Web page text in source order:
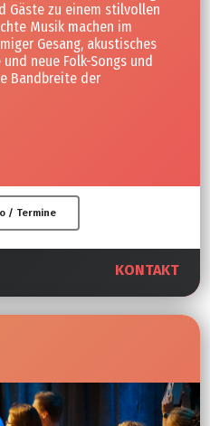
Gäste zu einem stilvollen
Musik machen im
Gesang, akustisches
neue Folk-Songs und
Bandbreite der
/ Termine
KONTAKT